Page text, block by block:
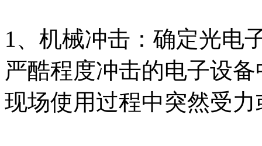
1、机械冲击：确定光电
严酷程度冲击的电子设
现场使用过程中突然受